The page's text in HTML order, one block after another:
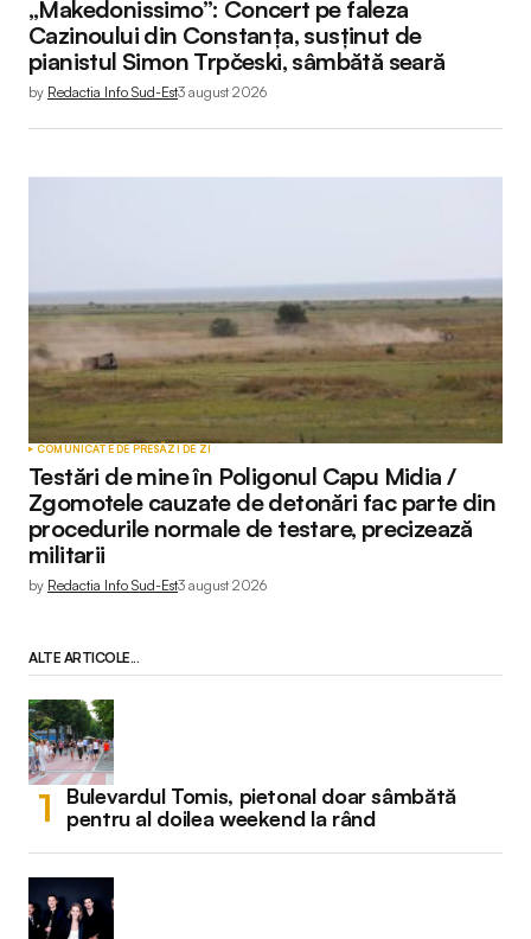
„Makedonissimo”: Concert pe faleza
Cazinoului din Constanța, susținut de
pianistul Simon Trpčeski, sâmbătă seară
by Redactia Info Sud-Est3 august 2026
COMUNICATE DE PRESĂZI DE ZI
Testări de mine în Poligonul Capu Midia /
Zgomotele cauzate de detonări fac parte din
procedurile normale de testare, precizează
militarii
by Redactia Info Sud-Est3 august 2026
ALTE ARTICOLE...
Bulevardul Tomis, pietonal doar sâmbătă
pentru al doilea weekend la rând